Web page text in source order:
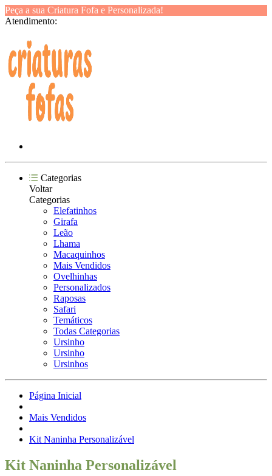
Peça a sua Criatura Fofa e Personalizada!
Atendimento:
Categorias
Voltar
Categorias
Elefatinhos
Girafa
Leão
Lhama
Macaquinhos
Mais Vendidos
Ovelhinhas
Personalizados
Raposas
Safari
Temáticos
Todas Categorias
Ursinho
Ursinho
Ursinhos
Página Inicial
Mais Vendidos
Kit Naninha Personalizável
Kit Naninha Personalizável